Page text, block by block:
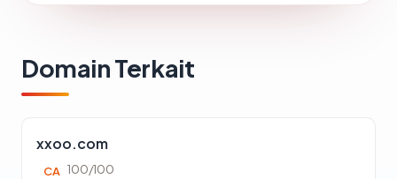
Domain Terkait
xxoo.com
CA 100/100